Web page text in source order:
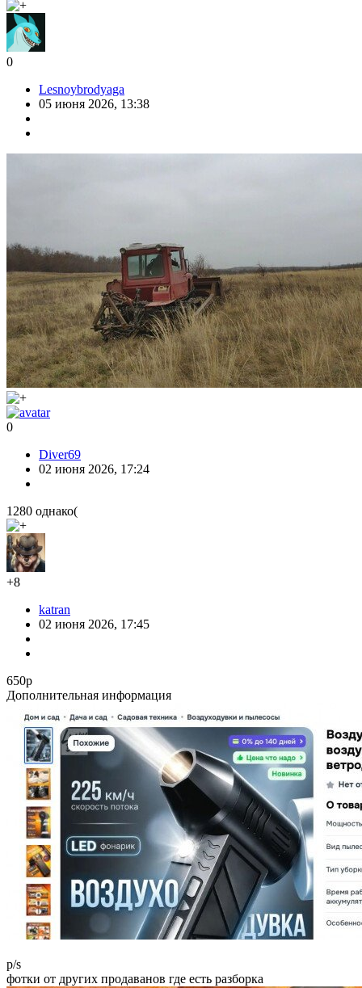
0
Lesnoybrodyaga
05 июня 2026, 13:38
0
Diver69
02 июня 2026, 17:24
1280 однако(
+8
katran
02 июня 2026, 17:45
650р
Дополнительная информация
p/s
фотки от других продаванов где есть разборка